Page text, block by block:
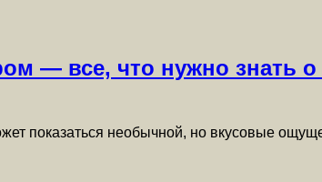
— все, что нужно знать
показаться необычной, но вкусовые